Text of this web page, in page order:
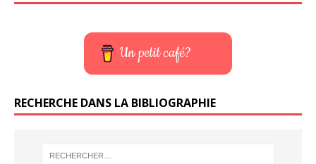
Un petit café?
RECHERCHE DANS LA BIBLIOGRAPHIE